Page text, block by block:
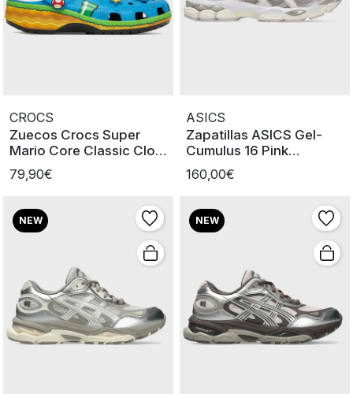
CROCS
Zuecos Crocs Super
Mario Core Classic Clog
U
79,90€
ASICS
Zapatillas ASICS Gel-
Cumulus 16 Pink
cloud/Pure si
160,00€
NEW NEW